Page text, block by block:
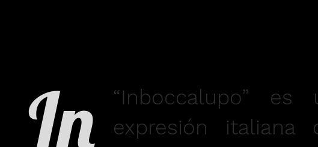
In
“Inboccalupo” es
expresión italiana